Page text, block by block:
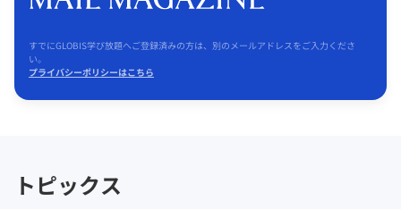
すでにGLOBIS学び放題へご登録済みの方は、別のメールアドレスをご入力くださ
い。
プライバシーポリシーはこちら
トピックス